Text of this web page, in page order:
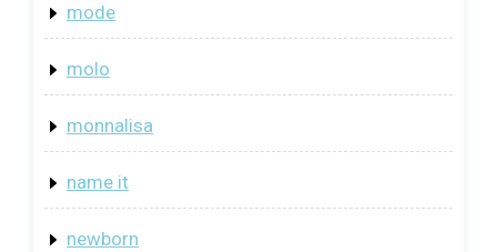
mode
molo
monnalisa
name it
newborn